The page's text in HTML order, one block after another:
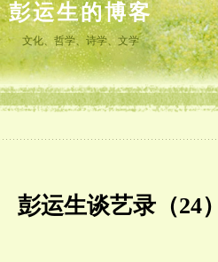
彭运生的博客
文化、哲学、诗学、文学
彭运生谈艺录（24